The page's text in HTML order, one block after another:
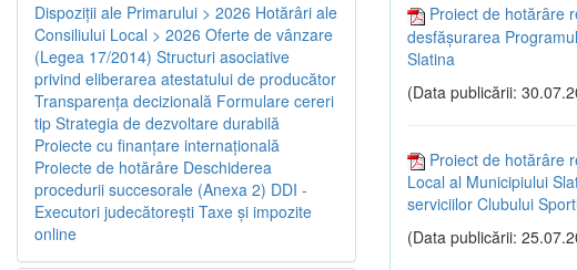
Proiect de hotărâre
desfășurarea
Slatina
(Data publicării:
Proiect de hotărâre
Local al Municipiului
serviciilor Clubului
(Data publicării:
Dispoziţii ale Primarului > 2026 Hotărâri ale
Consiliului Local > 2026 Oferte de vânzare
(Legea 17/2014) Structuri asociative
privind eliberarea atestatului de producător
Transparenţa decizională Formulare cereri
tip Strategia de dezvoltare durabilă
Proiecte cu finanţare internaţională
Proiecte de hotărâre Deschiderea
procedurii succesorale (Anexa 2) DDI -
Executori judecătorești Taxe şi impozite
online